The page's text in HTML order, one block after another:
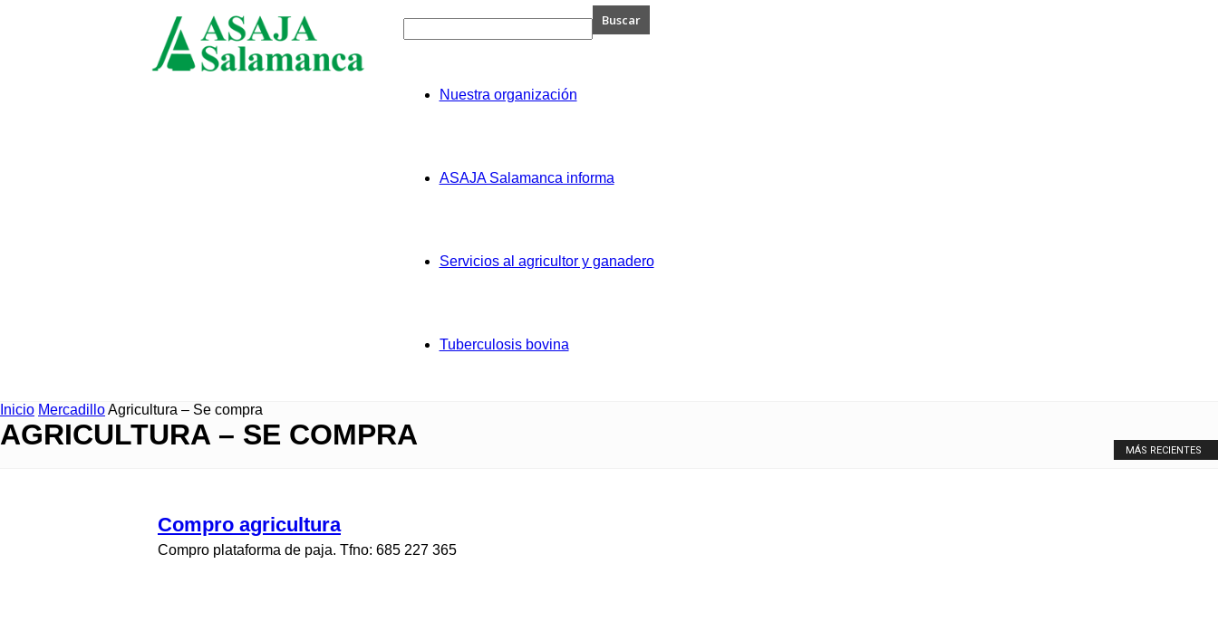
Nuestra organización
ASAJA Salamanca informa
Servicios al agricultor y ganadero
Tuberculosis bovina
Inicio MercadilloAgricultura – Se compra
AGRICULTURA – SE COMPRA MÁS RECIENTES
Compro agricultura
Compro plataforma de paja. Tfno: 685 227 365